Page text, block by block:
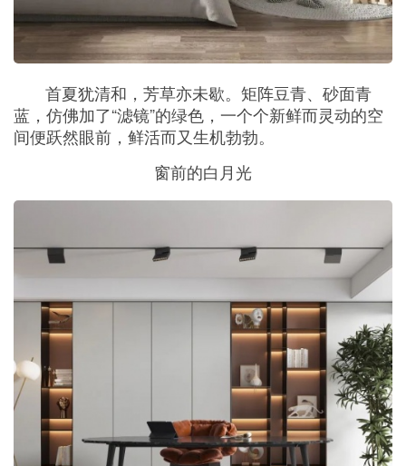
首夏犹清和，芳草亦未歇。矩阵豆青、砂面青
蓝，仿佛加了“滤镜”的绿色，一个个新鲜而灵动的空
间便跃然眼前，鲜活而又生机勃勃。
窗前的白月光